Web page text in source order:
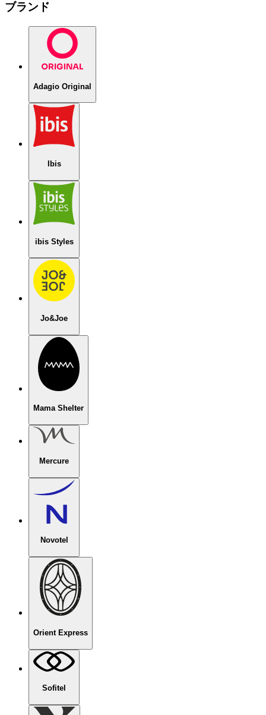
ブランド
Adagio Original
Ibis
ibis Styles
Jo&Joe
Mama Shelter
Mercure
Novotel
Orient Express
Sofitel